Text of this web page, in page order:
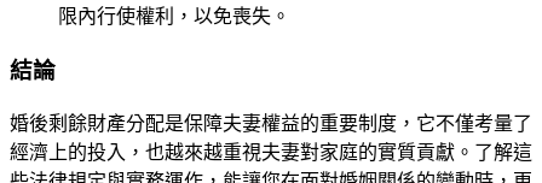
限內行使權利，以免喪失。
結論
婚後剩餘財產分配是保障夫妻權益的重要制度，它不僅考量了
經濟上的投入，也越來越重視夫妻對家庭的實質貢獻。了解這